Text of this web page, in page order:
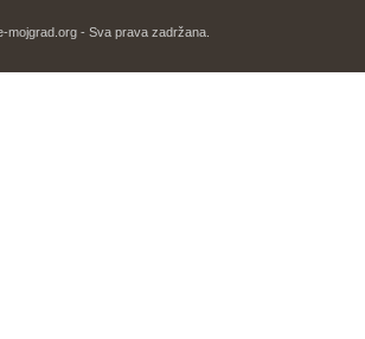
mojgrad.org - Sva prava zadržana.